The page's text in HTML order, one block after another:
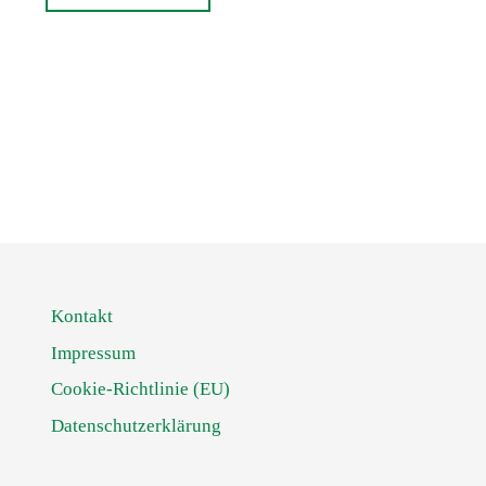
Kontakt
Impressum
Cookie-Richtlinie (EU)
Datenschutzerklärung